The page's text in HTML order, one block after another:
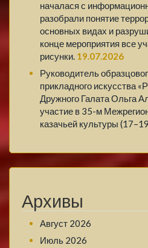
началася с
разобрали понятие
основных видах и
конце мероприятия все
рисунки. 19.07.2026
Руководитель
прикладного искусства
Дружного Галата Ольга
участие в 35-м
казачьей культуры
Архивы
Август 2026
Июль 2026